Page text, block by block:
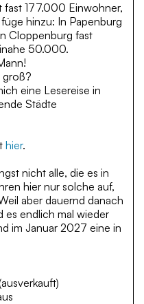
177.000 Einwohner,
hinzu: In Papenburg
Cloppenburg fast
50.000.
groß?
eine Lesereise in
Städte
hier.
nicht alle, die es in
hier nur solche auf,
aber dauernd danach
es endlich mal wieder
im Januar 2027 eine in